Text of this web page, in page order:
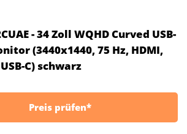
- 34 Zoll WQHD Curved USB-
(3440x1440, 75 Hz, HDMI,
C) schwarz
Preis prüfen*